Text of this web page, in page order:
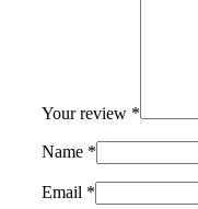
Your review *
Name *
Email *